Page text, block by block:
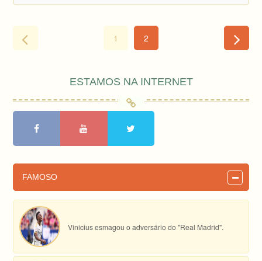
1 2
ESTAMOS NA INTERNET
FAMOSO
Vinicius esmagou o adversário do "Real Madrid".